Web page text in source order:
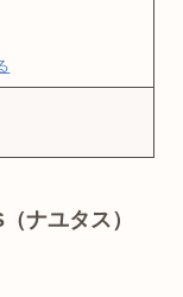
ナユタス）